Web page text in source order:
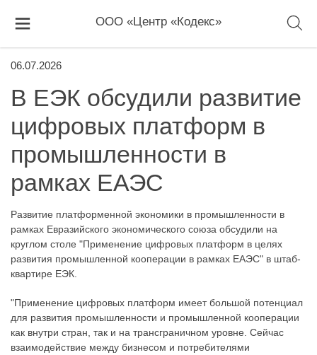
ООО «Центр «Кодекс»
06.07.2026
В ЕЭК обсудили развитие
цифровых платформ в
промышленности в
рамках ЕАЭС
Развитие платформенной экономики в промышленности в
рамках Евразийского экономического союза обсудили на
круглом столе "Применение цифровых платформ в целях
развития промышленной кооперации в рамках ЕАЭС" в штаб-
квартире ЕЭК.
"Применение цифровых платформ имеет большой потенциал
для развития промышленности и промышленной кооперации
как внутри стран, так и на трансграничном уровне. Сейчас
взаимодействие между бизнесом и потребителями